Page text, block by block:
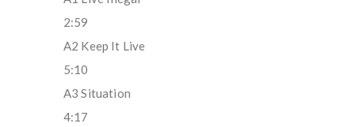
2:59
A2 Keep It Live
5:10
A3 Situation
4:17